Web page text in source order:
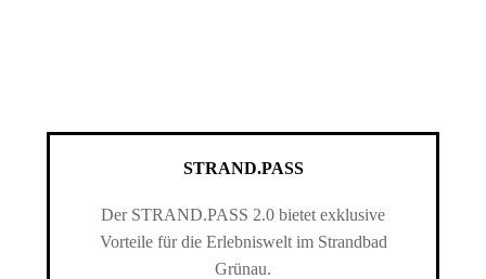
STRAND.PASS
Der STRAND.PASS 2.0 bietet exklusive
Vorteile für die Erlebniswelt im Strandbad
Grünau.